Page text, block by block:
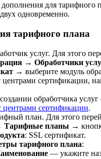
для тарифного
одновременно.
тарифного плана
услуг. Для этого
→ Обработчики
→ выберите модуль
центрами сертификации,
обработчика услуг
центрами сертификации.
план. Для этого
Тарифные планы →
: SSL сертификат.
тарифного плана:
— укажите